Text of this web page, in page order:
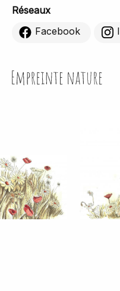
Réseaux
Facebook
Empreinte